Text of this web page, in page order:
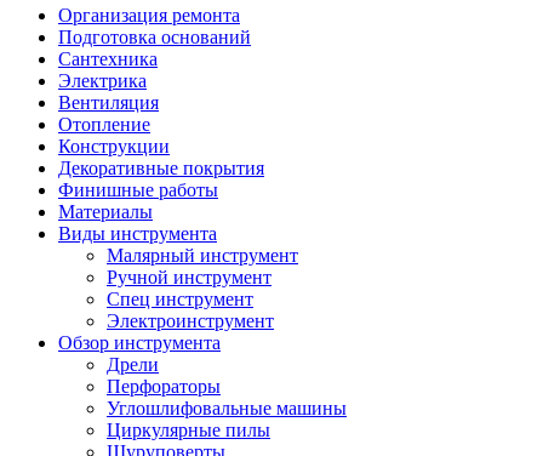
Организация ремонта
Подготовка оснований
Сантехника
Электрика
Вентиляция
Отопление
Конструкции
Декоративные покрытия
Финишные работы
Материалы
Виды инструмента
Малярный инструмент
Ручной инструмент
Спец инструмент
Электроинструмент
Обзор инструмента
Дрели
Перфораторы
Углошлифовальные машины
Циркулярные пилы
Шуруповерты